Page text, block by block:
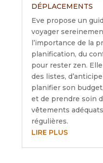
DÉPLACEMENTS
Eve propose un
voyager
l’importance de la
planification, du
pour rester zen.
des listes,
planifier son
et de prendre soin
vêtements
régulières.
LIRE PLUS